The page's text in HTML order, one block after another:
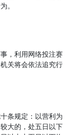
。
，利用网络投注赛
关将会依法追究行
条规定：以营利为
大的，处五日以下